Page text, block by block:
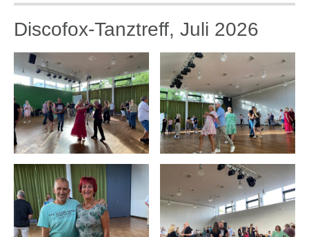
Discofox-Tanztreff, Juli 2026